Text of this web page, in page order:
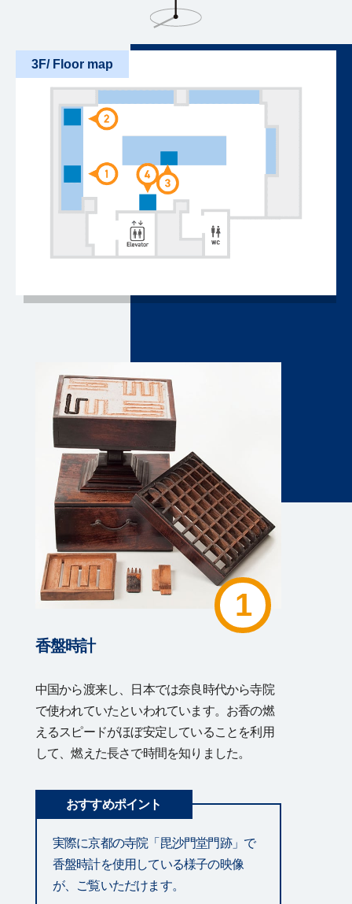
3F/ Floor map
1
香盤時計
中国から渡来し、日本では奈良時代から寺院
で使われていたといわれています。お香の燃
えるスピードがほぼ安定していることを利用
して、燃えた長さで時間を知りました。
おすすめポイント
実際に京都の寺院「毘沙門堂門跡」で
香盤時計を使用している様子の映像
が、ご覧いただけます。